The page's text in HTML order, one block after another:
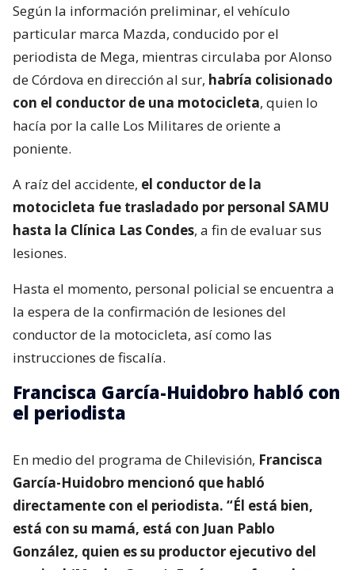
Según la información preliminar, el vehículo
particular marca Mazda, conducido por el
periodista de Mega, mientras circulaba por Alonso
de Córdova en dirección al sur, habría colisionado
con el conductor de una motocicleta, quien lo
hacía por la calle Los Militares de oriente a
poniente.
A raíz del accidente, el conductor de la
motocicleta fue trasladado por personal SAMU
hasta la Clínica Las Condes, a fin de evaluar sus
lesiones.
Hasta el momento, personal policial se encuentra a
la espera de la confirmación de lesiones del
conductor de la motocicleta, así como las
instrucciones de fiscalía.
Francisca García-Huidobro habló con
el periodista
En medio del programa de Chilevisión, Francisca
García-Huidobro mencionó que habló
directamente con el periodista. “Él está bien,
está con su mamá, está con Juan Pablo
González, quien es su productor ejecutivo del